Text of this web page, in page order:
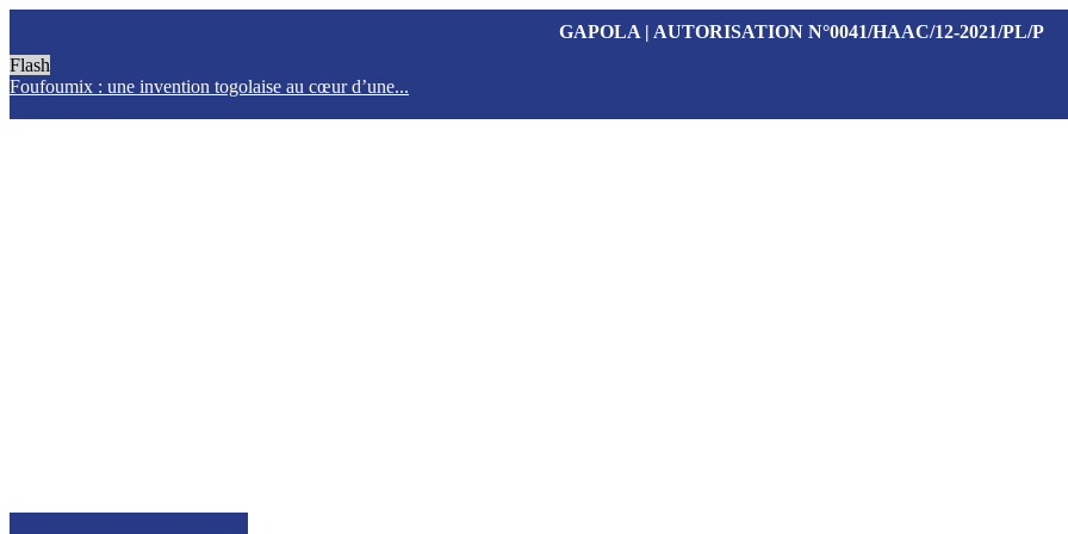
GAPOLA | AUTORISATION N°0041/HAAC/12-2021/PL/P
Flash
Foufoumix : une invention togolaise au cœur d’une...